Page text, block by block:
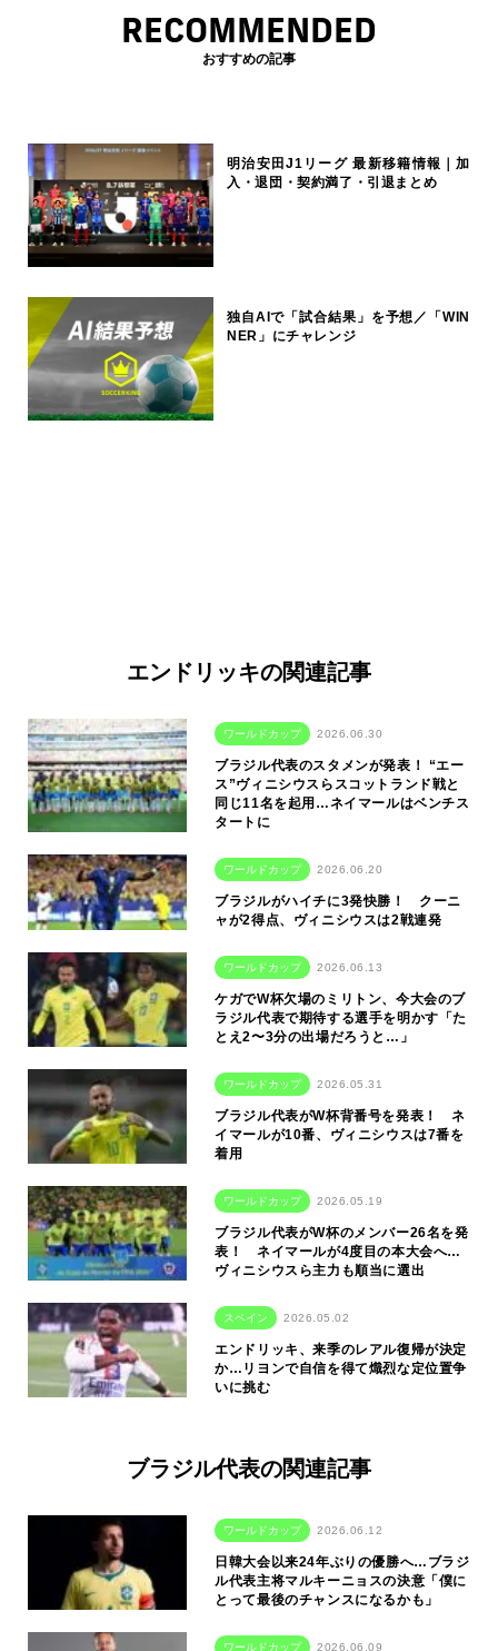
RECOMMENDED
おすすめの記事
明治安田J1リーグ 最新移籍情報｜加
入・退団・契約満了・引退まとめ
独自AIで「試合結果」を予想／「WIN
NER」にチャレンジ
エンドリッキの関連記事
ワールドカップ 2026.06.30
ブラジル代表のスタメンが発表！ “エー
ス”ヴィニシウスらスコットランド戦と
同じ11名を起用…ネイマールはベンチス
タートに
ワールドカップ 2026.06.20
ブラジルがハイチに3発快勝！ クーニ
ャが2得点、ヴィニシウスは2戦連発
ワールドカップ 2026.06.13
ケガでW杯欠場のミリトン、今大会のブ
ラジル代表で期待する選手を明かす「た
とえ2〜3分の出場だろうと…」
ワールドカップ 2026.05.31
ブラジル代表がW杯背番号を発表！ ネ
イマールが10番、ヴィニシウスは7番を
着用
ワールドカップ 2026.05.19
ブラジル代表がW杯のメンバー26名を発
表！ ネイマールが4度目の本大会へ…
ヴィニシウスら主力も順当に選出
スペイン 2026.05.02
エンドリッキ、来季のレアル復帰が決定
か…リヨンで自信を得て熾烈な定位置争
いに挑む
ブラジル代表の関連記事
ワールドカップ 2026.06.12
日韓大会以来24年ぶりの優勝へ…ブラジ
ル代表主将マルキーニョスの決意「僕に
とって最後のチャンスになるかも」
ワールドカップ 2026.06.09